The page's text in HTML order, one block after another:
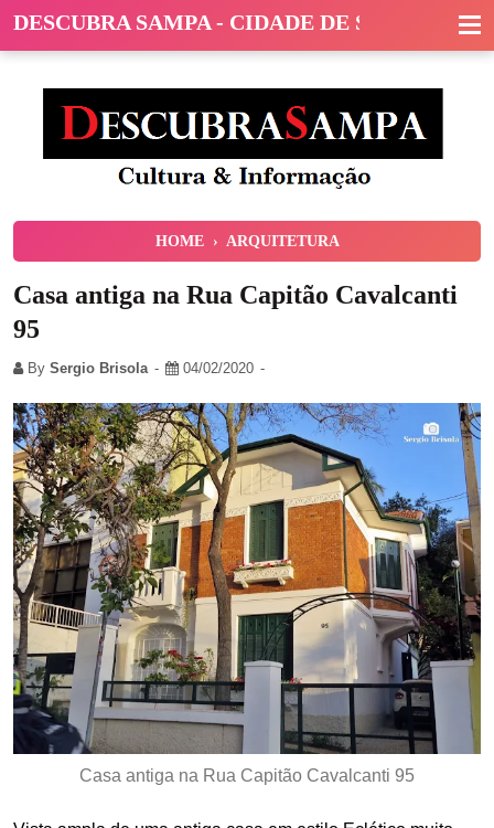
DESCUBRA SAMPA - CIDADE DE SÃO PAULO
HOME › ARQUITETURA
Casa antiga na Rua Capitão Cavalcanti
95
By Sergio Brisola 04/02/2020
Casa antiga na Rua Capitão Cavalcanti 95